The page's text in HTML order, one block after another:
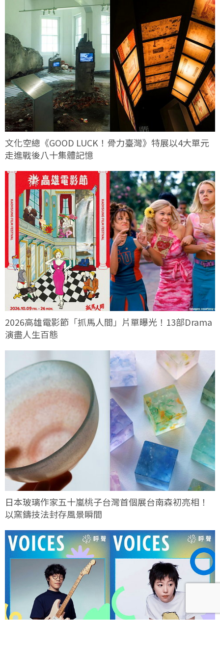
文化空總《GOOD LUCK！骨力臺灣》特展以4大單元
走進戰後八十集體記憶
2026高雄電影節「抓馬人間」片單曝光！13部Drama
演盡人生百態
日本玻璃作家五十嵐桃子台灣首個展台南森初亮相！
以窯鑄技法封存風景瞬間